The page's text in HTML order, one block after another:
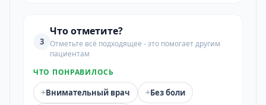
3
Что отметите?
Отметьте всё подходящее - это помогает другим
пациентам
ЧТО ПОНРАВИЛОСЬ
+Внимательный врач +Без боли